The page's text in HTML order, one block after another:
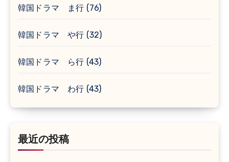
韓国ドラマ ま行 (76)
韓国ドラマ や行 (32)
韓国ドラマ ら行 (43)
韓国ドラマ わ行 (43)
最近の投稿